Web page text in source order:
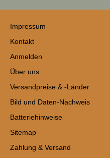
Impressum
Kontakt
Anmelden
Über uns
Versandpreise & -Länder
Bild und Daten-Nachweis
Batteriehinweise
Sitemap
Zahlung & Versand